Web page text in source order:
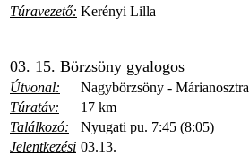
Túravezető: Kerényi Lilla
03. 15. Börzsöny gyalogos
Útvonal:
Nagybörzsöny - Márianosztra
Túratáv:
17 km
Találkozó:
Nyugati pu. 7:45 (8:05)
Jelentkezési 03.13.